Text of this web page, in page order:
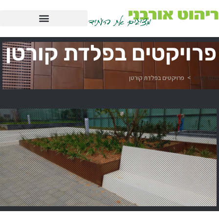
פרויקטים בפלדת קורטן
עמוד הבית > פרויקטים בפלדת קורטן